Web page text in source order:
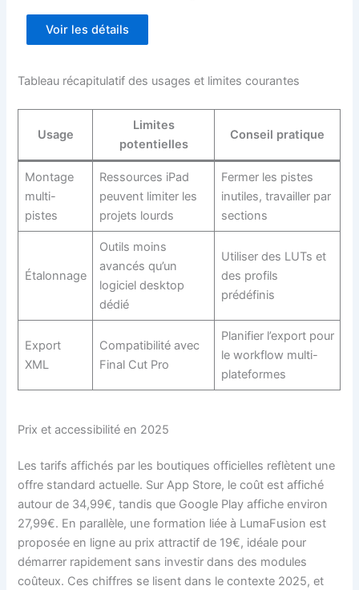
Voir les détails
Tableau récapitulatif des usages et limites courantes
Usage
Limites
potentielles
Conseil pratique
Montage
multi-
pistes
Ressources iPad
peuvent limiter les
projets lourds
Fermer les pistes
inutiles, travailler par
sections
Étalonnage
Outils moins
avancés qu’un
logiciel desktop
dédié
Utiliser des LUTs et
des profils
prédéfinis
Export
XML
Compatibilité avec
Final Cut Pro
Planifier l’export pour
le workflow multi-
plateformes
Prix et accessibilité en 2025
Les tarifs affichés par les boutiques officielles reflètent une
offre standard actuelle. Sur App Store, le coût est affiché
autour de 34,99€, tandis que Google Play affiche environ
27,99€. En parallèle, une formation liée à LumaFusion est
proposée en ligne au prix attractif de 19€, idéale pour
démarrer rapidement sans investir dans des modules
coûteux. Ces chiffres se lisent dans le contexte 2025, et